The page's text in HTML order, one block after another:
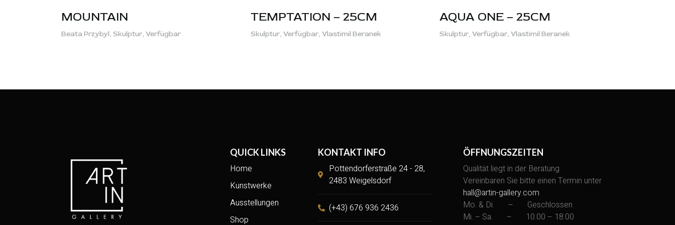
MOUNTAIN
Beata Przybyl, Skulptur, Verfügbar
TEMPTATION – 25CM
Skulptur, Verfügbar, Vlastimil Beranek
AQUA ONE – 25CM
Skulptur,Verfügbar,Vlastimil Beranek
QUICK LINKS
Home
Kunstwerke
Ausstellungen
Shop
KONTAKT INFO
Pottendorferstraße 24 - 28,
2483 Weigelsdorf
(+43) 676 936 2436
ÖFFNUNGSZEITEN
Qualität liegt in der Beratung.
Vereinbaren Sie bitte einen Termin unter
hall@artin-gallery.com
Mo. & Di. – Geschlossen
Mi. – Sa. – 10.00 – 18.00